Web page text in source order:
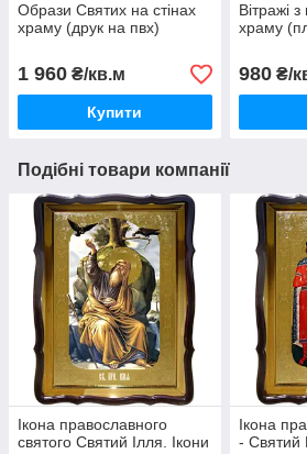
Образи Святих на стінах
храму (друк на пвх)
1 960 ₴/кв.м
Купити
Вітражі
храму
980₴/
Подібні товари компанії
Ікона православного
святого Святий Ілля. Ікони
Ікона
- Святий